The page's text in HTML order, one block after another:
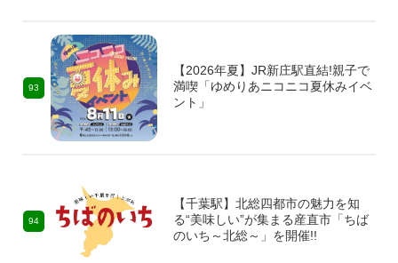
93
【2026年夏】JR新庄駅直結!親子で
満喫「ゆめりあニコニコ夏休みイベ
ント」
94
【千葉駅】北総四都市の魅力を知
る“美味しい”が集まる産直市「ちば
のいち～北総～」を開催!!